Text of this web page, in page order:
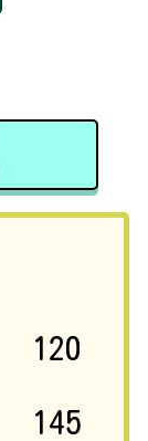
120
145